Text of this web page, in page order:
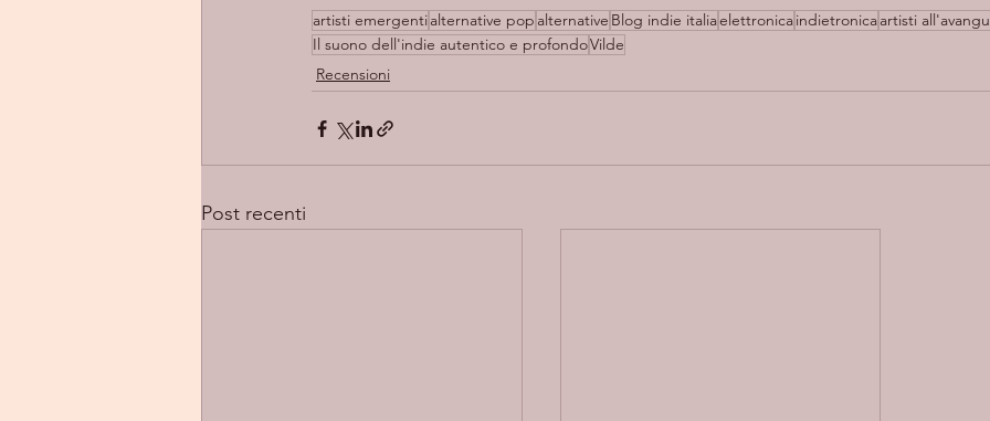
artisti emergentialternative pop alternative Blog indie italiaelettronicaindietronicaartisti
Il suono dell'indie autentico e profondoVilde
Recensioni
Post recenti